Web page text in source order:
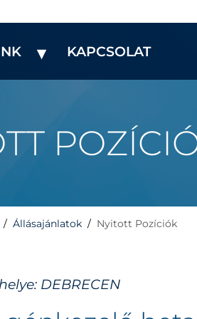
KAPCSOLAT
Állásajánlatok Nyitott Pozíciók
DEBRECEN